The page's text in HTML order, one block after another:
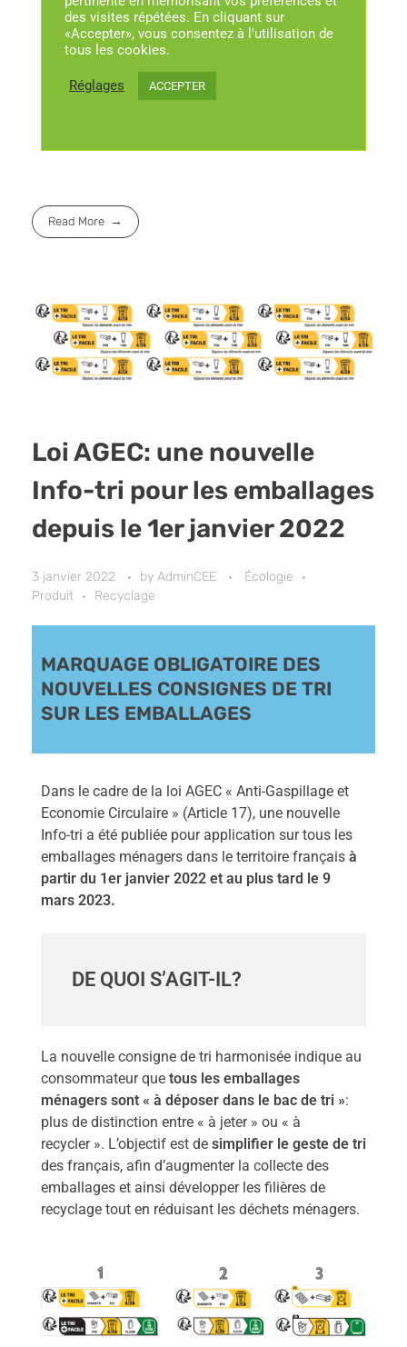
Read More
Loi AGEC: une nouvelle
Info-tri pour les emballages
depuis le 1er janvier 2022
3 janvier 2022 by AdminCEE
Écologie
Produit
Recyclage
MARQUAGE OBLIGATOIRE DES
NOUVELLES CONSIGNES DE TRI
SUR LES EMBALLAGES
Dans le cadre de la loi AGEC « Anti-Gaspillage et
Economie Circulaire » (Article 17), une nouvelle
Info-tri a été publiée pour application sur tous les
emballages ménagers dans le territoire français à
partir du 1er janvier 2022 et au plus tard le 9
mars 2023.
DE QUOI S’AGIT-IL?
La nouvelle consigne de tri harmonisée indique au
consommateur que tous les emballages
ménagers sont « à déposer dans le bac de tri »:
plus de distinction entre « à jeter » ou « à
recycler ». L’objectif est de simplifier le geste de tri
des français, afin d’augmenter la collecte des
emballages et ainsi développer les filières de
recyclage tout en réduisant les déchets ménagers.